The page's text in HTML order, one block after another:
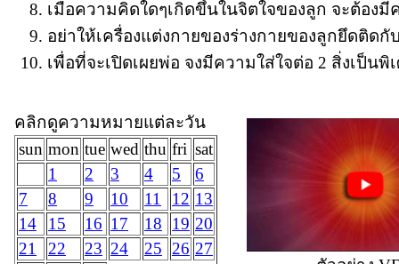
เมื่อความคิดใดๆเกิดขึ้นในจิตใจของลูก จะต้อง
อย่าให้เครื่องแต่งกายของร่างกายของลูกยึดติด
เพื่อที่จะเปิดเผยพ่อ จงมีความใส่ใจต่อ 2 สิ่งเป็นพิ
คลิกดูความหมายแต่ละวัน
sun mon tue wed thu fri sat
1
2 3 4 5
6
7
8 9 10 11 12 13
14
15 16 17 18 19 20
21
22 23 24 25 26 27